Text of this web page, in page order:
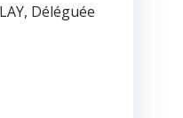
Déléguée